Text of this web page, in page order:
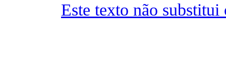
Este texto não